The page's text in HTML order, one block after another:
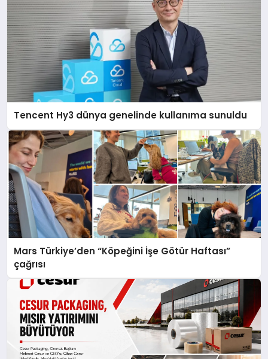
Tencent Hy3 dünya genelinde kullanıma sunuldu
Mars Türkiye’den “Köpeğini İşe Götür Haftası”
çağrısı